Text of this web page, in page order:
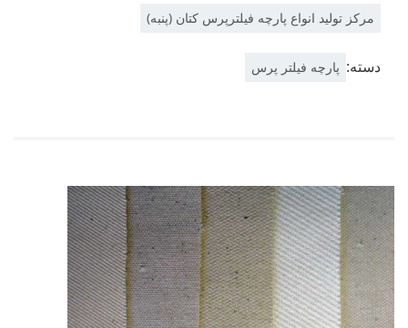
مرکز تولید انواع پارچه فیلترپرس کتان (پنبه)
دسته: پارچه فیلتر پرس